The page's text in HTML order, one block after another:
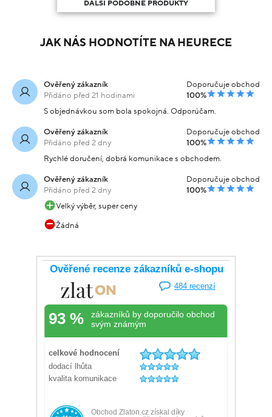
DALŠÍ PODOBNÉ PRODUKTY
JAK NÁS HODNOTÍTE NA HEURECE
Ověřený zákazník
Přidáno před 21 hodinami
Doporučuje obchod
100%
S objednávkou som bola spokojná. Odporúčam.
Ověřený zákazník
Přidáno před 2 dny
Doporučuje obchod
100%
Rychlé doručení, dobrá komunikace s obchodem.
Ověřený zákazník
Přidáno před 2 dny
Doporučuje obchod
100%
Velký výběr, super ceny
Žádná